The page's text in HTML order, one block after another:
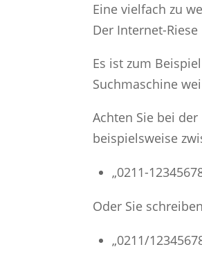
Eine vielfach zu
Der Internet-
Es ist zum
Suchmaschine
Achten Sie bei
beispielsweise
„0211-
Oder Sie schreiben
„0211/